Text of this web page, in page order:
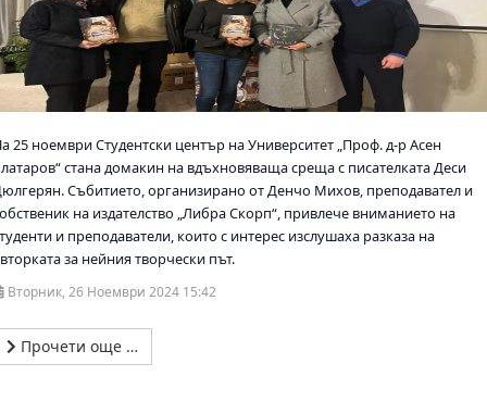
25 ноември Студентски център на Университет „Проф. д-р Асен
стана домакин на вдъхновяваща среща с писателката Деси
Събитието, организирано от Денчо Михов, преподавател и
на издателство „Либра Скорп“, привлече вниманието на
и преподаватели, които с интерес изслушаха разказа на
за нейния творчески път.
Вторник, 26 Ноември 2024 15:42
Прочети още …